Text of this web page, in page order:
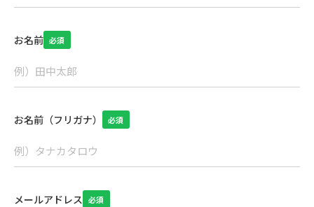
お名前 必須
お名前（フリガナ） 必須
メールアドレス 必須